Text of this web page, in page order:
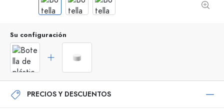
Su configuración
PRECIOS Y DESCUENTOS